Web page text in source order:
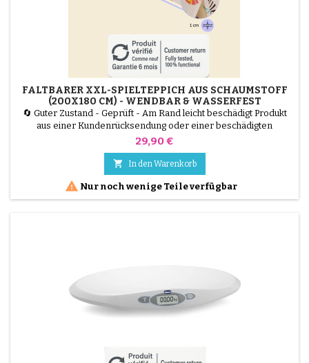
FALTBARER XXL-SPIELTEPPICH AUS SCHAUMSTOFF
(200X180 CM) - WENDBAR & WASSERFEST
🔄 Guter Zustand - Geprüft - Am Rand leicht beschädigt Produkt
aus einer Kundenrücksendung oder einer beschädigten
Verpackung, von unseren Technikern getestet und 100 %
Spielteppich (200 x 180 cm) einen riesigen und sicheren
Spielplatz. Sie besteht aus 1 cm dickem, isolierendem XPE-
Schaumstoff,...
Preis
29,90 €
 In den Warenkorb
 Nur noch wenige Teile verfügbar